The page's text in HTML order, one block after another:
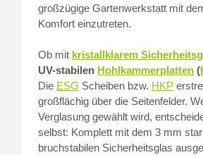
großzügige Gartenwerkstatt mit
Komfort einzutreten.
Ob mit kristallklarem
UV-stabilen Hohlkammerplatten (
Die ESG Scheiben bzw. HKP
großflächig über die Seitenfelder.
Verglasung gewählt wird,
selbst: Komplett mit dem 3 mm
bruchstabilen Sicherheitsglas